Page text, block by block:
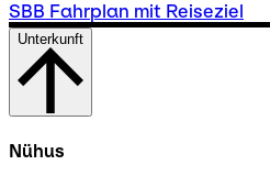
SBB Fahrplan mit Reiseziel
Unterkunft
Nühus